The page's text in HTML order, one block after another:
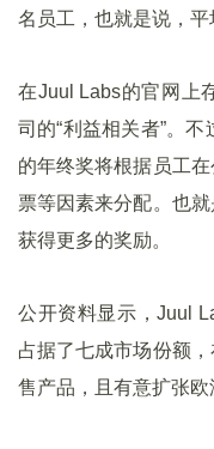
名员工，也就是说，平
在Juul Labs的官网上
司的“利益相关者”。
的年终奖将根据员工
票等因素来分配。也
获得更多的奖励。
公开资料显示，Juul
占据了七成市场份额
售产品，且有意扩张欧